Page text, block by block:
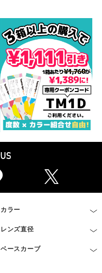
カラー
レンズ直径
ベースカーブ